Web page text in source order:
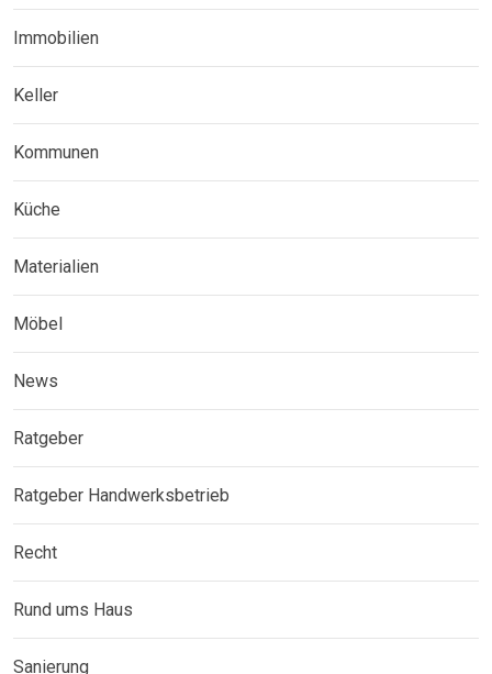
Immobilien
Keller
Kommunen
Küche
Materialien
Möbel
News
Ratgeber
Ratgeber Handwerksbetrieb
Recht
Rund ums Haus
Sanierung